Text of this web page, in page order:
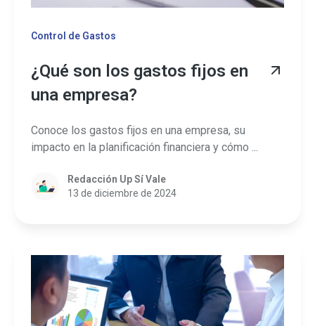
Control de Gastos
¿Qué son los gastos fijos en
una empresa?
Conoce los gastos fijos en una empresa, su
impacto en la planificación financiera y cómo ...
Redacción Up Sí Vale
13 de diciembre de 2024